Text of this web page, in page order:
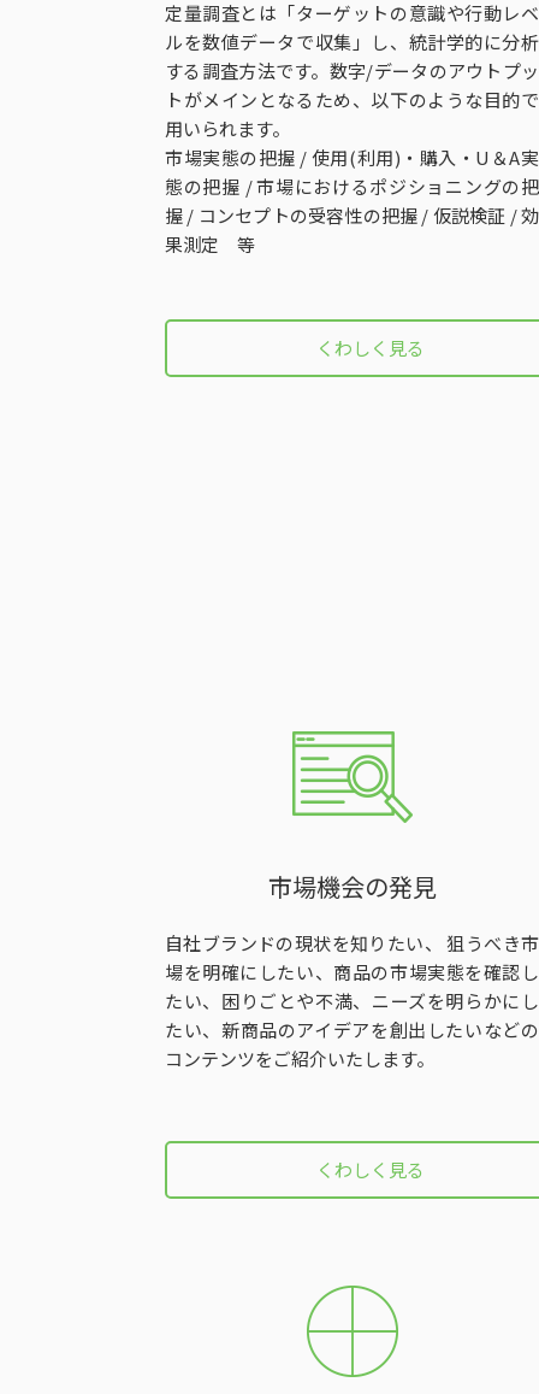
定量調査とは「ターゲットの意識や行動レベ
ルを数値データで収集」し、統計学的に分析
する調査方法です。数字/データのアウトプッ
トがメインとなるため、以下のような目的で
用いられます。
市場実態の把握 / 使用(利用)・購入・U＆A実
態の把握 / 市場におけるポジショニングの把
握 / コンセプトの受容性の把握 / 仮説検証 / 効
果測定 等
くわしく見る
市場機会の発見
自社ブランドの現状を知りたい、 狙うべき市
場を明確にしたい、商品の市場実態を確認し
たい、困りごとや不満、ニーズを明らかにし
たい、新商品のアイデアを創出したいなどの
コンテンツをご紹介いたします。
くわしく見る